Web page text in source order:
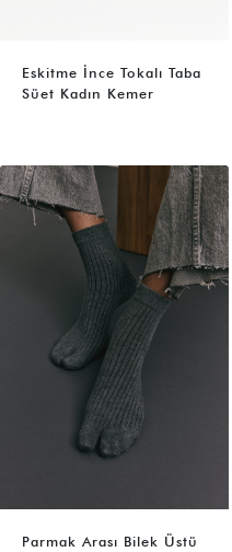
Eskitme İnce Tokalı Taba
Süet Kadın Kemer
Parmak Arası Bilek Üstü